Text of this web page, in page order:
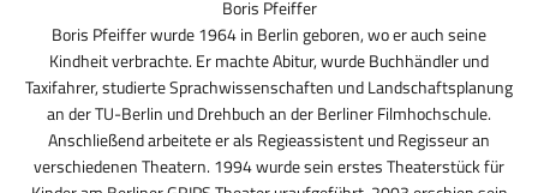
Boris Pfeiffer wurde 1964 in Berlin geboren, wo er auch seine
Kindheit verbrachte. Er machte Abitur, wurde Buchhändler und
Taxifahrer, studierte Sprachwissenschaften und Landschaftsplanung
an der TU-Berlin und Drehbuch an der Berliner Filmhochschule.
Anschließend arbeitete er als Regieassistent und Regisseur an
verschiedenen Theatern. 1994 wurde sein erstes Theaterstück für